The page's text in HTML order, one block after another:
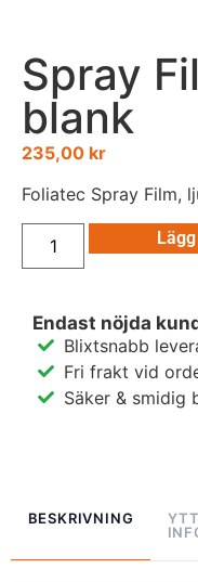
Spray
blank
235,00 kr
Foliatec Spray Film,
Endast nöjda
Blixtsnabb
Fri frakt vid
Säker & smidig
BESKRIVNING